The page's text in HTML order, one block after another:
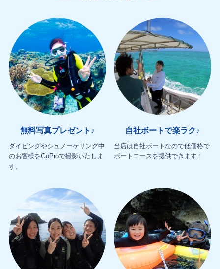
無料写真プレゼント♪
ダイビングやシュノーケリング中
のお客様をGoProで撮影いたしま
す。
自社ボートで楽ラク♪
当店は自社ボートなので低価格で
ボートコースを提供できます！